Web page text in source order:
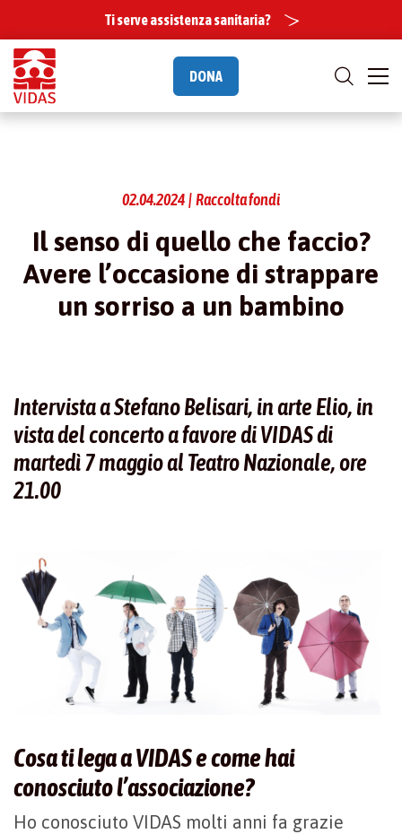
Ti serve assistenza sanitaria?
DONA
02.04.2024 | Raccolta fondi
Il senso di quello che faccio?
Avere l’occasione di strappare
un sorriso a un bambino
Intervista a Stefano Belisari, in arte Elio, in
vista del concerto a favore di VIDAS di
martedì 7 maggio al Teatro Nazionale, ore
21.00
Cosa ti lega a VIDAS e come hai
conosciuto l’associazione?
Ho conosciuto VIDAS molti anni fa grazie